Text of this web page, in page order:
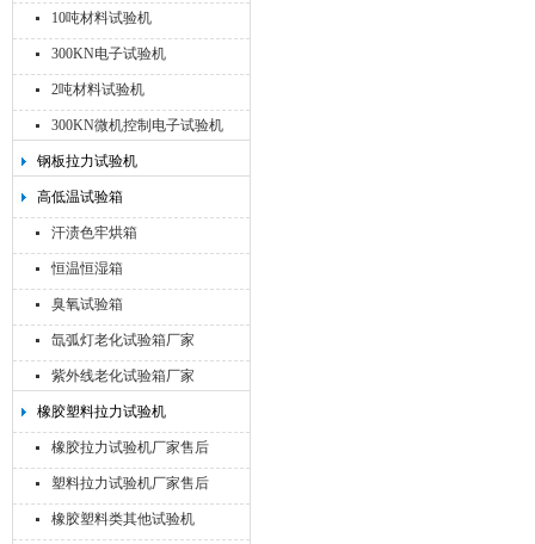
10吨材料试验机
300KN电子试验机
2吨材料试验机
300KN微机控制电子试验机
钢板拉力试验机
高低温试验箱
汗渍色牢烘箱
恒温恒湿箱
臭氧试验箱
氙弧灯老化试验箱厂家
紫外线老化试验箱厂家
橡胶塑料拉力试验机
橡胶拉力试验机厂家售后
塑料拉力试验机厂家售后
橡胶塑料类其他试验机